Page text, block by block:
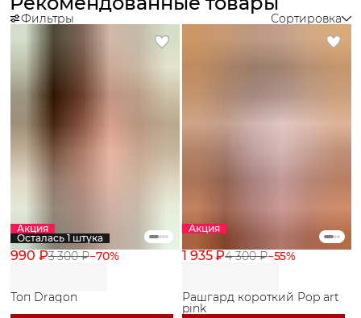
Фильтры Сортировка
Акция
Осталась 1 штука
990 ₽3 300 ₽−70%
Топ Dragon
Акция
1 935 ₽4 300 ₽−55%
Рашгард короткий Pop art
pink